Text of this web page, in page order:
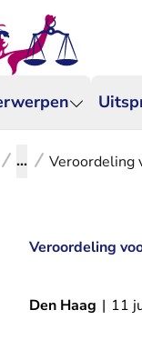
... Veroordeling
Veroordeling
Den Haag | 11